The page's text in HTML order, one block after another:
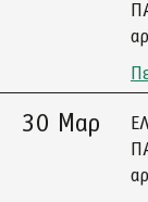
30 Μαρ